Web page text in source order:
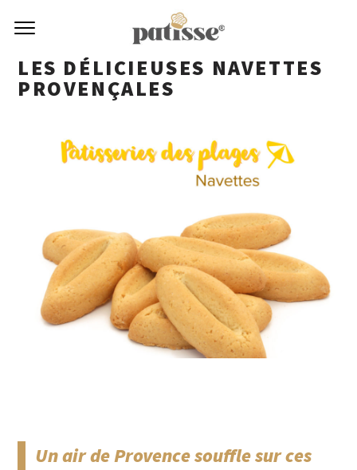
LES DÉLICIEUSES NAVETTES
PROVENÇALES
Un air de Provence souffle sur ces